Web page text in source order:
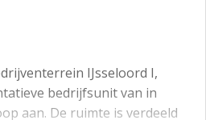
IJsseloord I,
bedrijfsunit van in
aan. De ruimte is verdeeld